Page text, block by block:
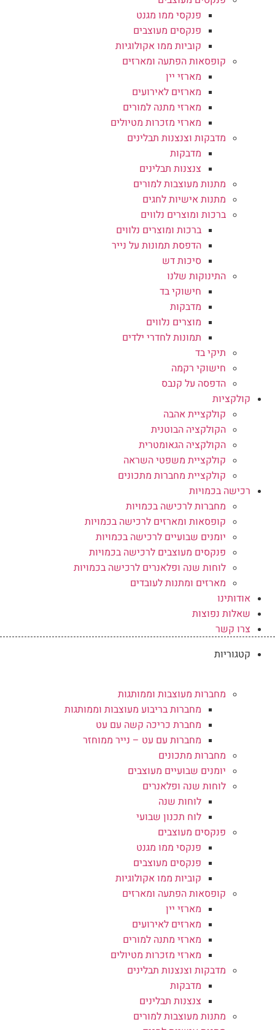
פנקסי ממו מגנט
פנקסים מעוצבים
קוביות ממו אקולוגיות
קופסאות הפתעה ומארזים
מארזי יין
מארזים לאירועים
מארזי מתנה למורים
מארזי מזכרות מטיולים
מדבקות וצנצנות תבלינים
מדבקות
צנצנות תבלינים
מתנות מעוצבות למורים
מתנות אישיות לחגים
ברכות ומוצרים נלווים
ברכות ומוצרים נלווים
הדפסת תמונות על נייר
סיכות דש
התינוקות שלנו
חישוקי בד
מדבקות
מוצרים נלווים
תמונות לחדרי ילדים
תיקי בד
חישוקי רקמה
הדפסה על קנבס
קולקציות
קולקציית אהבה
הקולקציה הבוטנית
הקולקציה הגאומטרית
קולקציית משפטי השראה
קולקציית מחברות מתכונים
רכישה בכמויות
מחברות לרכישה בכמויות
קופסאות ומארזים לרכישה בכמויות
יומנים שבועיים לרכישה בכמויות
פנקסים מעוצבים לרכישה בכמויות
לוחות שנה ופלאנרים לרכישה בכמויות
מארזים ומתנות לעובדים
אודותינו
שאלות נפוצות
צרו קשר
קטגוריות
מחברות מעוצבות וממותגות
מחברות בריבוע מעוצבות וממותגות
מחברת כריכה קשה עם עט
מחברות עם עט – נייר ממוחזר
מחברות מתכונים
יומנים שבועיים מעוצבים
לוחות שנה ופלאנרים
לוחות שנה
לוח תכנון שבועי
פנקסים מעוצבים
פנקסי ממו מגנט
פנקסים מעוצבים
קוביות ממו אקולוגיות
קופסאות הפתעה ומארזים
מארזי יין
מארזים לאירועים
מארזי מתנה למורים
מארזי מזכרות מטיולים
מדבקות וצנצנות תבלינים
מדבקות
צנצנות תבלינים
מתנות מעוצבות למורים